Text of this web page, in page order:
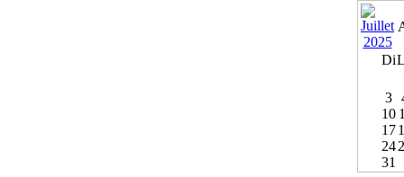
Di
3
10
17
24
31